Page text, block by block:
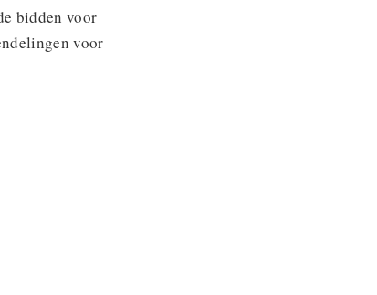
bidden voor
voor